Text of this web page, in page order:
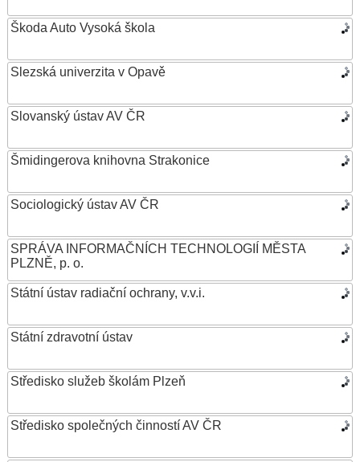
Škoda Auto Vysoká škola
Slezská univerzita v Opavě
Slovanský ústav AV ČR
Šmidingerova knihovna Strakonice
Sociologický ústav AV ČR
SPRÁVA INFORMAČNÍCH TECHNOLOGIÍ MĚSTA
PLZNĚ, p. o.
Státní ústav radiační ochrany, v.v.i.
Státní zdravotní ústav
Středisko služeb školám Plzeň
Středisko společných činností AV ČR